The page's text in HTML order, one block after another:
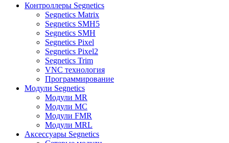
Контроллеры Segnetics
Segnetics Matrix
Segnetics SMH5
Segnetics SMH
Segnetics Pixel
Segnetics Pixel2
Segnetics Trim
VNC технология
Программирование
Модули Segnetics
Модули MR
Модули MC
Модули FMR
Модули MRL
Аксессуары Segnetics